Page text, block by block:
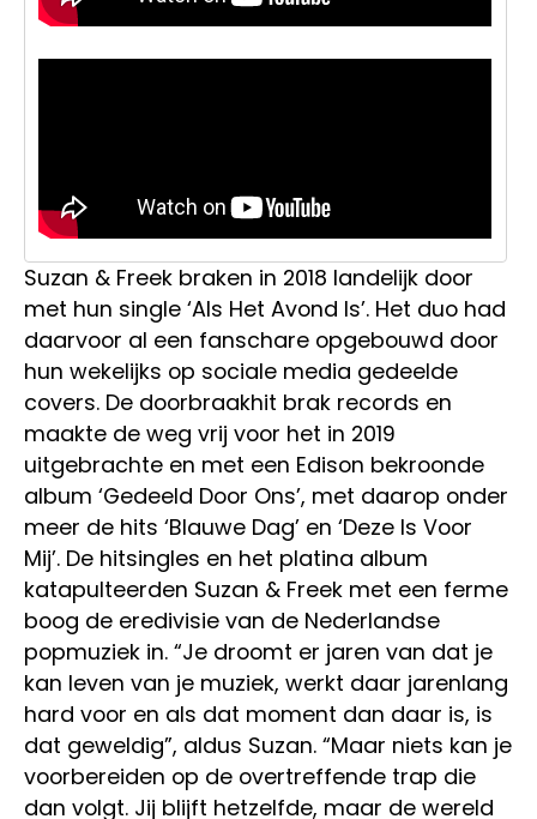
Suzan & Freek braken in 2018 landelijk door
met hun single ‘Als Het Avond Is’. Het duo had
daarvoor al een fanschare opgebouwd door
hun wekelijks op sociale media gedeelde
covers. De doorbraakhit brak records en
maakte de weg vrij voor het in 2019
uitgebrachte en met een Edison bekroonde
album ‘Gedeeld Door Ons’, met daarop onder
meer de hits ‘Blauwe Dag’ en ‘Deze Is Voor
Mij’. De hitsingles en het platina album
katapulteerden Suzan & Freek met een ferme
boog de eredivisie van de Nederlandse
popmuziek in. “Je droomt er jaren van dat je
kan leven van je muziek, werkt daar jarenlang
hard voor en als dat moment dan daar is, is
dat geweldig”, aldus Suzan. “Maar niets kan je
voorbereiden op de overtreffende trap die
dan volgt. Jij blijft hetzelfde, maar de wereld